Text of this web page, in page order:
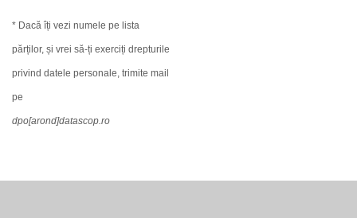
* Dacă îți vezi numele pe lista
părților, și vrei să-ți exerciți drepturile
privind datele personale, trimite mail
pe
dpo[arond]datascop.ro